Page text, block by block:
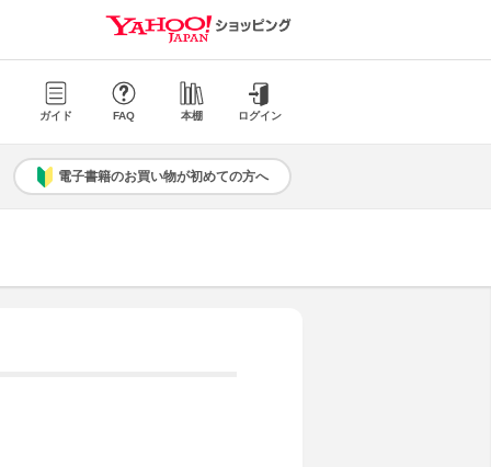
ガイド FAQ 本棚 ログイン
電子書籍のお買い物が初めての方へ